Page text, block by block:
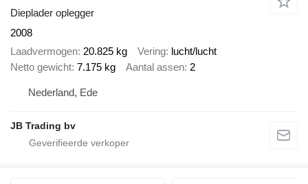
Dieplader oplegger
2008
Laadvermogen 20.825 kg Vering lucht/lucht
Netto gewicht 7.175 kg Aantal assen 2
Nederland, Ede
JB Trading bv